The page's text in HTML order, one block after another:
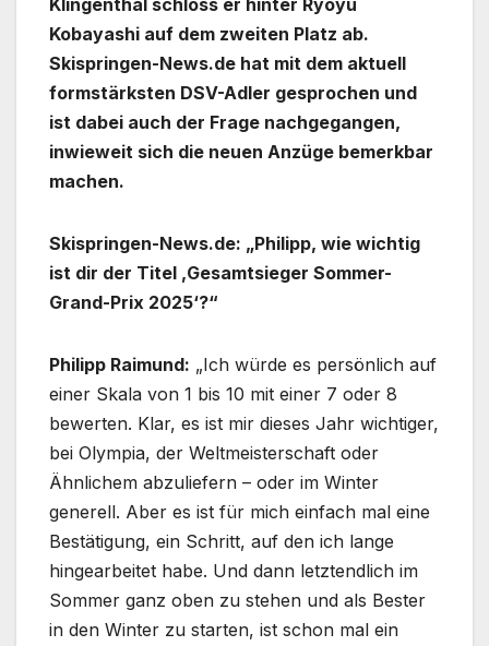
Kobayashi auf dem zweiten Platz ab.
Skispringen-News.de hat mit dem aktuell
formstärksten DSV-Adler gesprochen und
ist dabei auch der Frage nachgegangen,
inwieweit sich die neuen Anzüge bemerkbar
machen.
Skispringen-News.de: „Philipp, wie wichtig
ist dir der Titel ‚Gesamtsieger Sommer-
Grand-Prix 2025‘?“
Philipp Raimund: „Ich würde es persönlich auf
einer Skala von 1 bis 10 mit einer 7 oder 8
bewerten. Klar, es ist mir dieses Jahr wichtiger,
bei Olympia, der Weltmeisterschaft oder
Ähnlichem abzuliefern – oder im Winter
generell. Aber es ist für mich einfach mal eine
Bestätigung, ein Schritt, auf den ich lange
hingearbeitet habe. Und dann letztendlich im
Sommer ganz oben zu stehen und als Bester
in den Winter zu starten, ist schon mal ein